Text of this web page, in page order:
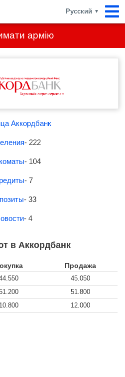
армію
Русский ▼
Аккордбанк
- 222
- 104
- 7
- 33
- 4
в Аккордбанк
Продажа
45.050
51.800
10.800 12.000